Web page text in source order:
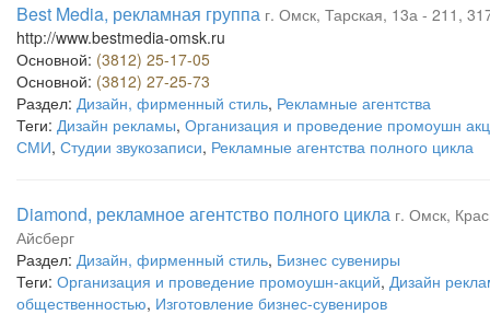
Best Media, рекламная группа г. Омск, Тарская, 13а - 211,
http://www.bestmedia-omsk.ru
Основной: (3812) 25-17-05
Основной: (3812) 27-25-73
Раздел: Дизайн, фирменный стиль, Рекламные агентства
Теги: Дизайн рекламы, Организация и проведение промоушн
СМИ, Студии звукозаписи, Рекламные агентства полного цикла
Diamond, рекламное агентство полного цикла г. Омск,
Айсберг
Раздел: Дизайн, фирменный стиль, Бизнес сувениры
Теги: Организация и проведение промоушн-акций, Дизайн
общественностью, Изготовление бизнес-сувениров